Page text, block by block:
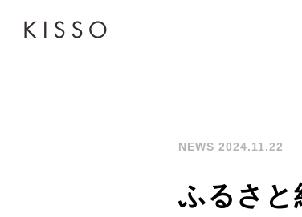
NEWS 2024.11.22
ふるさと